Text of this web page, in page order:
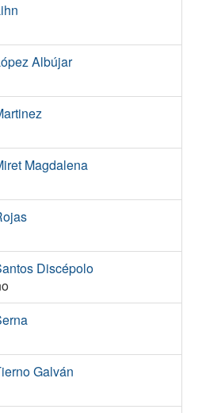
Albújar
Magdalena
Discépolo
Galván